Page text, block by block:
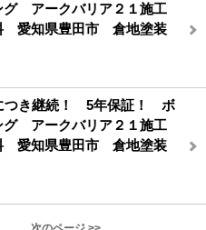
グ アークバリア２１施工
愛知県豊田市 倉地塗装
つき継続！ 5年保証！ ボ
グ アークバリア２１施工
愛知県豊田市 倉地塗装